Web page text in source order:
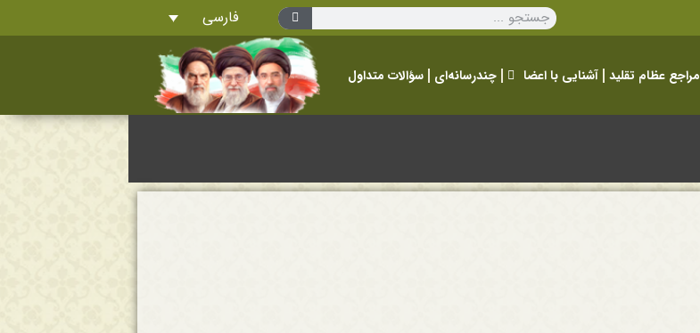
فارسی
مراجع عظام تقلید آشنایی با اعضا چندرسانه‌ای سؤالات متداول